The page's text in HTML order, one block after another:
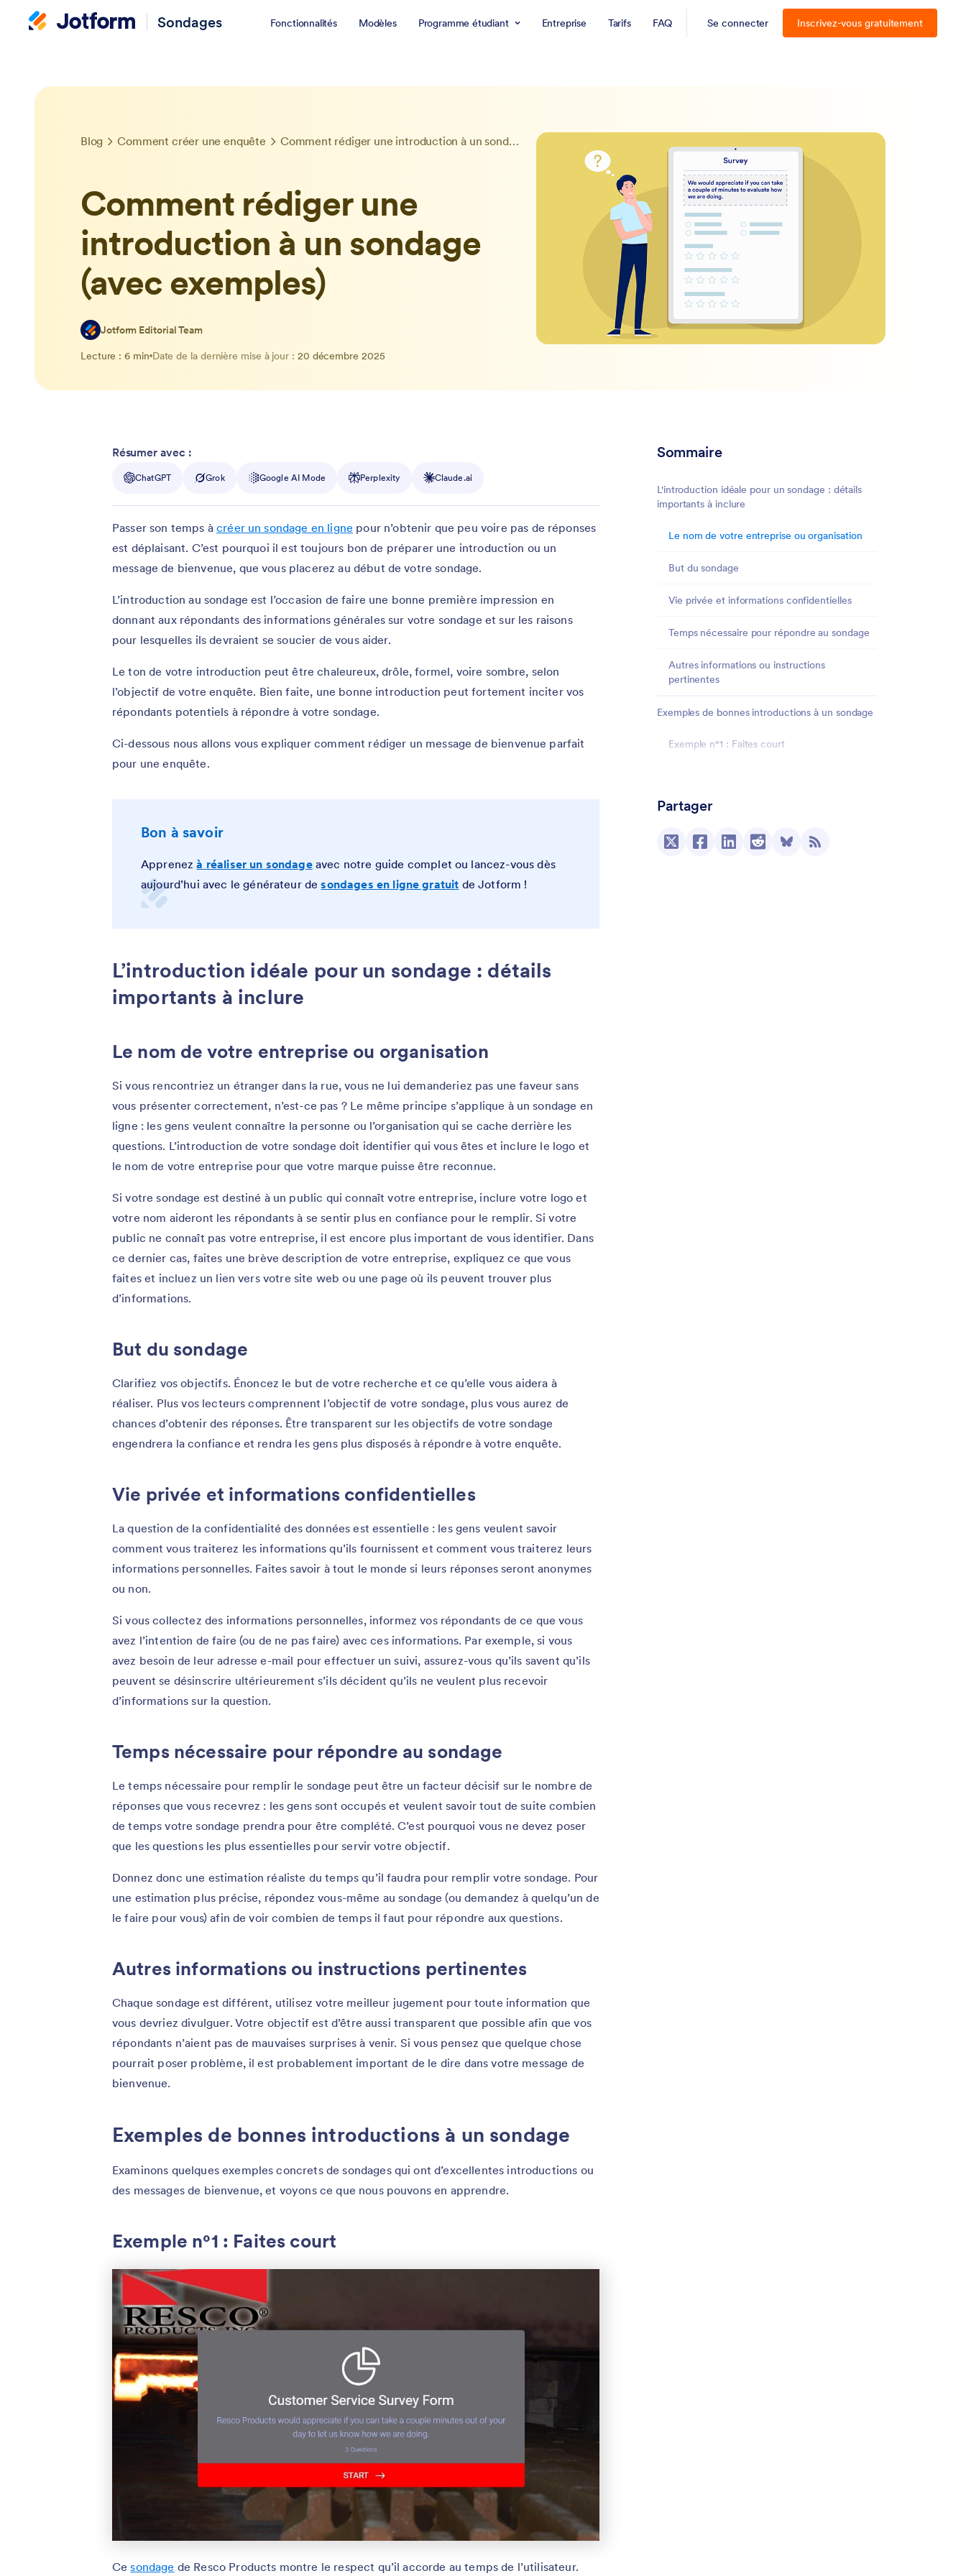
Sondages Fonctionnalités Modèles Programme étudiant Entreprise Tarifs FAQ Se connecter Inscrivez-vous gratuitement
Blog Comment créer une enquête Comment rédiger une introduction à un sondage (avec exemples)
Comment rédiger une
introduction à un sondage
(avec exemples)
Jotform Editorial Team
Lecture : 6 min Date de la dernière mise à jour : 20 décembre 2025
Sommaire
L'introduction idéale pour un sondage : détails
importants à inclure
Le nom de votre entreprise ou organisation
But du sondage
Vie privée et informations confidentielles
Temps nécessaire pour répondre au sondage
Autres informations ou instructions
pertinentes
Exemples de bonnes introductions à un sondage
Exemple n°1 : Faites court
Exemple n°3 : Dites-le en vidéo
Exemple n°4 : Fournissez les informations
Partager
Résumer avec :
ChatGPT Grok Google AI Mode Perplexity Claude.ai
Passer son temps àcréer un sondage en ligne pour n’obtenir que peu voire pas de réponses
est déplaisant. C’est pourquoi il est toujours bon de préparer une introduction ou un
message de bienvenue, que vous placerez au début de votre sondage.
L’introduction au sondage est l’occasion de faire une bonne première impression en
donnant aux répondants des informations générales sur votre sondage et sur les raisons
pour lesquelles ils devraient se soucier de vous aider.
Le ton de votre introduction peut être chaleureux, drôle, formel, voire sombre, selon
l’objectif de votre enquête. Bien faite, une bonne introduction peut fortement inciter vos
répondants potentiels à répondre à votre sondage.
Ci-dessous nous allons vous expliquer comment rédiger un message de bienvenue parfait
pour une enquête.
Bon à savoir
Apprenez à réaliser un sondageavec notre guide complet ou lancez-vous dès
aujourd’hui avec le générateur de sondages en ligne gratuit de Jotform !
L’introduction idéale pour un sondage : détails
importants à inclure
Le nom de votre entreprise ou organisation
Si vous rencontriez un étranger dans la rue, vous ne lui demanderiez pas une faveur sans
vous présenter correctement, n’est-ce pas ? Le même principe s’applique à un sondage en
ligne : les gens veulent connaître la personne ou l’organisation qui se cache derrière les
questions. L’introduction de votre sondage doit identifier qui vous êtes et inclure le logo et
le nom de votre entreprise pour que votre marque puisse être reconnue.
Si votre sondage est destiné à un public qui connaît votre entreprise, inclure votre logo et
votre nom aideront les répondants à se sentir plus en confiance pour le remplir. Si votre
public ne connaît pas votre entreprise, il est encore plus important de vous identifier. Dans
ce dernier cas, faites une brève description de votre entreprise, expliquez ce que vous
faites et incluez un lien vers votre site web ou une page où ils peuvent trouver plus
d’informations.
But du sondage
Clarifiez vos objectifs. Énoncez le but de votre recherche et ce qu’elle vous aidera à
réaliser. Plus vos lecteurs comprennent l’objectif de votre sondage, plus vous aurez de
chances d’obtenir des réponses. Être transparent sur les objectifs de votre sondage
engendrera la confiance et rendra les gens plus disposés à répondre à votre enquête.
Vie privée et informations confidentielles
La question de la confidentialité des données est essentielle : les gens veulent savoir
comment vous traiterez les informations qu’ils fournissent et comment vous traiterez leurs
informations personnelles. Faites savoir à tout le monde si leurs réponses seront anonymes
ou non.
Si vous collectez des informations personnelles, informez vos répondants de ce que vous
avez l’intention de faire (ou de ne pas faire) avec ces informations. Par exemple, si vous
avez besoin de leur adresse e-mail pour effectuer un suivi, assurez-vous qu’ils savent qu’ils
peuvent se désinscrire ultérieurement s’ils décident qu’ils ne veulent plus recevoir
d’informations sur la question.
Temps nécessaire pour répondre au sondage
Le temps nécessaire pour remplir le sondage peut être un facteur décisif sur le nombre de
réponses que vous recevrez : les gens sont occupés et veulent savoir tout de suite combien
de temps votre sondage prendra pour être complété. C’est pourquoi vous ne devez poser
que les questions les plus essentielles pour servir votre objectif.
Donnez donc une estimation réaliste du temps qu’il faudra pour remplir votre sondage. Pour
une estimation plus précise, répondez vous-même au sondage (ou demandez à quelqu’un de
le faire pour vous) afin de voir combien de temps il faut pour répondre aux questions.
Autres informations ou instructions pertinentes
Chaque sondage est différent, utilisez votre meilleur jugement pour toute information que
vous devriez divulguer. Votre objectif est d’être aussi transparent que possible afin que vos
répondants n’aient pas de mauvaises surprises à venir. Si vous pensez que quelque chose
pourrait poser problème, il est probablement important de le dire dans votre message de
bienvenue.
Exemples de bonnes introductions à un sondage
Examinons quelques exemples concrets de sondages qui ont d’excellentes introductions ou
des messages de bienvenue, et voyons ce que nous pouvons en apprendre.
Exemple n°1 : Faites court
Cesondage de Resco Products montre le respect qu’il accorde au temps de l’utilisateur.